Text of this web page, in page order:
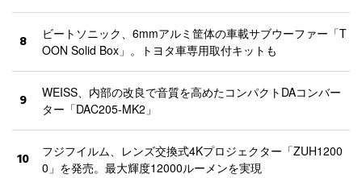
8
ビートソニック、6mmアルミ筐体の車載サブウーファー「T
OON Solid Box」。トヨタ車専用取付キットも
9
WEISS、内部の改良で音質を高めたコンパクトDAコンバー
ター「DAC205-MK2」
10
フジフイルム、レンズ交換式4Kプロジェクター「ZUH1200
0」を発売。最大輝度12000ルーメンを実現